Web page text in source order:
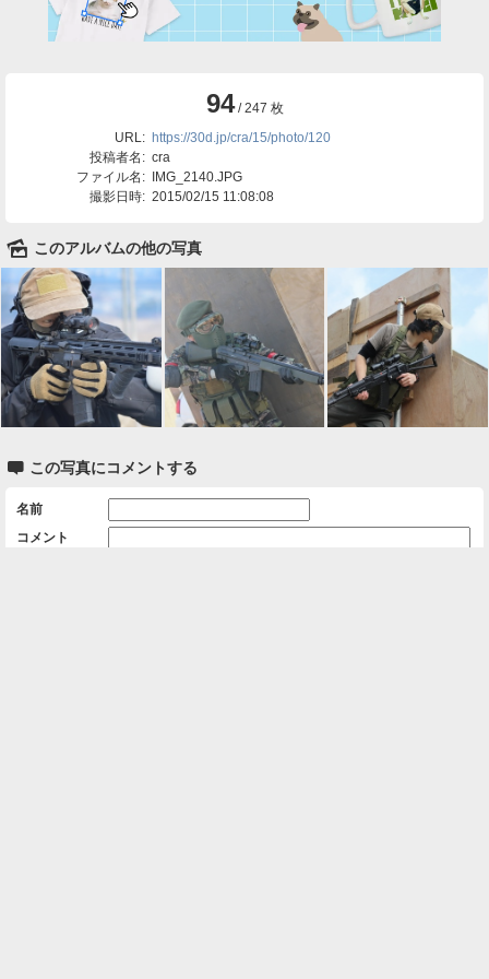
94/ 247 枚
URL: https://30d.jp/cra/15/photo/120
投稿者名: cra
ファイル名: IMG_2140.JPG
撮影日時: 2015/02/15 11:08:08
🌄 このアルバムの他の写真
 この写真にコメントする
名前
コメント